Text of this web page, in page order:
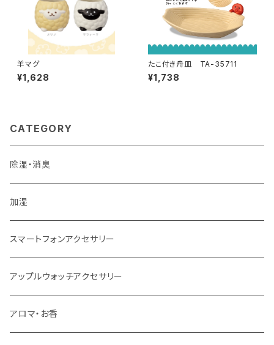
羊マグ
¥1,628
たこ付き舟皿 TA-35711
¥1,738
CATEGORY
除湿・消臭
加湿
スマートフォンアクセサリー
アップルウォッチアクセサリー
アロマ・お香